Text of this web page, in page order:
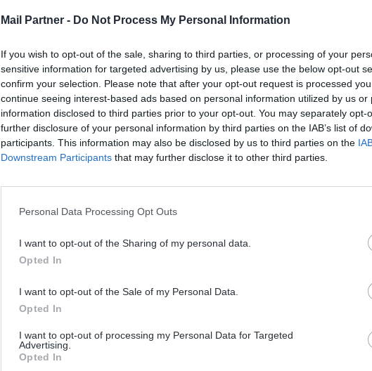
Mail Partner - Do Not Process My Personal Information
If you wish to opt-out of the sale, sharing to third parties, or processing of your
sensitive information for targeted advertising by us, please use the below opt-out
confirm your selection. Please note that after your opt-out request is processed
continue seeing interest-based ads based on personal information utilized by us or
information disclosed to third parties prior to your opt-out. You may separately opt-
further disclosure of your personal information by third parties on the IAB’s list of
participants. This information may also be disclosed by us to third parties on the
Downstream Participants that may further disclose it to other third parties.
Personal Data Processing Opt Outs
I want to opt-out of the Sharing of my personal data.
Opted In
I want to opt-out of the Sale of my Personal Data.
Opted In
I want to opt-out of processing my Personal Data for Targeted
Advertising.
Opted In
Notre engagement RSE
Engagement pour le
stratégie de réduction et de
L’entreprise